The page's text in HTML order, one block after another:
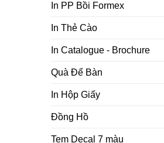
In PP Bồi Formex
In Thẻ Cào
In Catalogue - Brochure
Quà Để Bàn
In Hộp Giấy
Đồng Hồ
Tem Decal 7 màu